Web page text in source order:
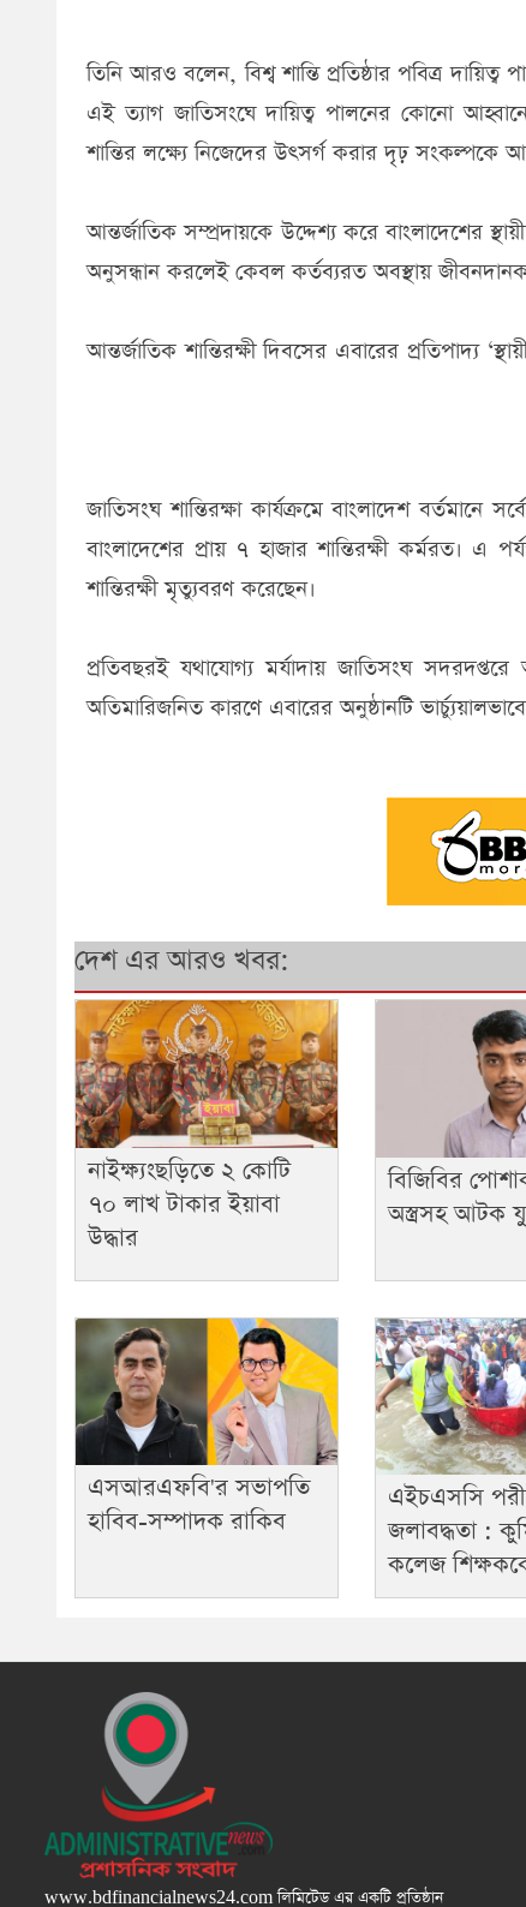
তিনি আরও বলেন, বিশ্ব শান্তি প্রতিষ্ঠার পবিত্র
এই ত্যাগ জাতিসংঘে দায়িত্ব পালনের কোনো
শান্তির লক্ষ্যে নিজেদের উৎসর্গ করার দৃঢ় সংকল্পকে
আন্তর্জাতিক সম্প্রদায়কে উদ্দেশ্য করে বাংলাদেশের
অনুসন্ধান করলেই কেবল কর্তব্যরত অবস্থায়
আন্তর্জাতিক শান্তিরক্ষী দিবসের এবারের প্রতিপাদ্য
জাতিসংঘ শান্তিরক্ষা কার্যক্রমে বাংলাদেশ বর্তমানে
বাংলাদেশের প্রায় ৭ হাজার শান্তিরক্ষী কর্মরত। এ
শান্তিরক্ষী মৃত্যুবরণ করেছেন।
প্রতিবছরই যথাযোগ্য মর্যাদায় জাতিসংঘ
অতিমারিজনিত কারণে এবারের অনুষ্ঠানটি
দেশ এর আরও খবর:
নাইক্ষ্যংছড়িতে ২ কোটি
৭০ লাখ টাকার ইয়াবা
উদ্ধার
বিজিবির
অস্ত্রসহ আটক
এসআরএফবি'র সভাপতি
হাবিব-সম্পাদক রাকিব
এইচএসসি
জলাবদ্ধতা :
কলেজ
www.bdfinancialnews24.comলিমিটেড এর একটি প্রতিষ্ঠান